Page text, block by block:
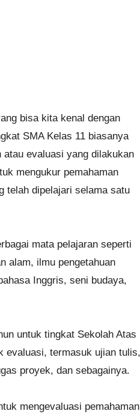
bisa kita kenal dengan
SMA Kelas 11 biasanya
atau evaluasi yang dilakukan
mengukur pemahaman
telah dipelajari selama satu
mata pelajaran seperti
alam, ilmu pengetahuan
Inggris, seni budaya,
untuk tingkat Sekolah Atas
evaluasi, termasuk ujian tulis,
proyek, dan sebagainya.
mengevaluasi pemahaman